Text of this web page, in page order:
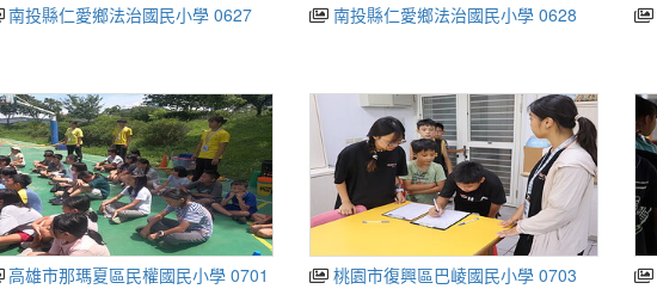
南投縣仁愛鄉法治國民小學 0627 南投縣仁愛鄉法治國民小學 0628
高雄市那瑪夏區民權國民小學 0701 桃園市復興區巴崚國民小學 0703